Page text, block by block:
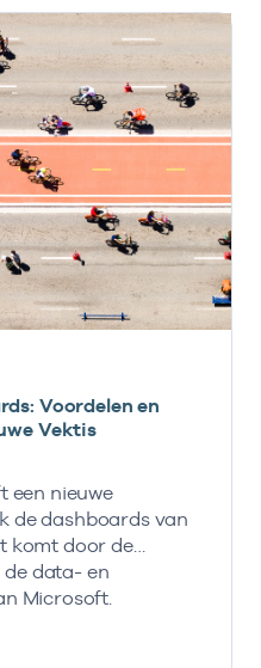
Voordelen en
Vektis
een nieuwe
de dashboards van
komt door de
de data- en
Microsoft.